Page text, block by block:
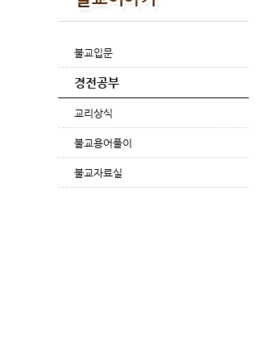
불교입문
경전공부
교리상식
불교용어풀이
불교자료실